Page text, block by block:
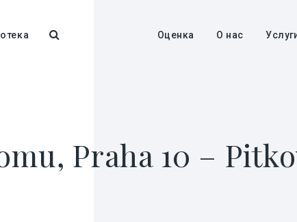
Оценка О нас
Praha 10 –